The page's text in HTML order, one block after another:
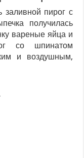
заливной пирог с
получилась
вареные яйца и
со шпинатом
и воздушным,